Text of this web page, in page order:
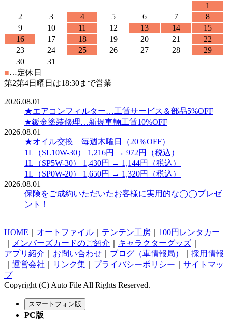
1
2
3 4 5 6 7
8
9
10 11 12 13 14
15
16
17 18 19 20 21
22
23
24 25 26 27 28
29
30
31
■…定休日
第2第4日曜日は18:30まで営業
2026.08.01
★エアコンフィルター…工賃サービス＆部品5%OFF
★鈑金塗装修理…新規車輛工賃10%OFF
2026.08.01
★オイル交換 毎週木曜日（20％OFF）
1L（SL10W-30） 1,216円 → 972円（税込）
1L（SP5W-30） 1,430円 → 1,144円（税込）
1L（SP0W-20） 1,650円 → 1,320円（税込）
2026.08.01
保険をご成約いただいたお客様に実用的な◯◯プレゼ
ント！
HOME オートファイル テンテン工房
100円レンタカー
メンバーズカードのご紹介 キャラクターグッズ
アプリ紹介
お問い合わせ ブログ（車情報局）
採用情報
運営会社 リンク集 プライバシーポリシー
サイトマッ
プ
Copyright (C) Auto File All Rights Reserved.
PC版